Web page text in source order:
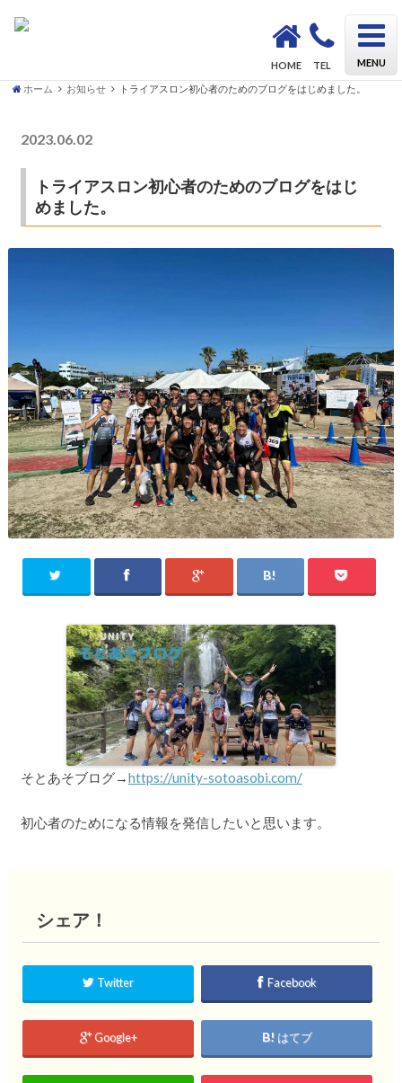
HOME TEL MENU
ホーム お知らせ トライアスロン初心者のためのブログをはじめました。
2023.06.02
トライアスロン初心者のためのブログをはじ
めました。
そとあそブログ→https://unity-sotoasobi.com/
初心者のためになる情報を発信したいと思います。
シェア！
Twitter Facebook
Google+ はてブ